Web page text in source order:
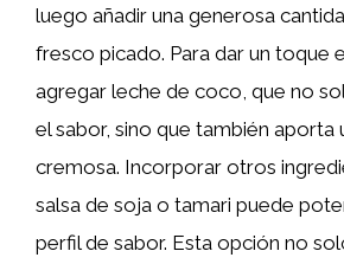
luego añadir una generosa
fresco picado. Para dar un toque
agregar leche de coco, que no
el sabor, sino que también aporta
cremosa. Incorporar otros
salsa de soja o tamari puede
perfil de sabor. Esta opción no